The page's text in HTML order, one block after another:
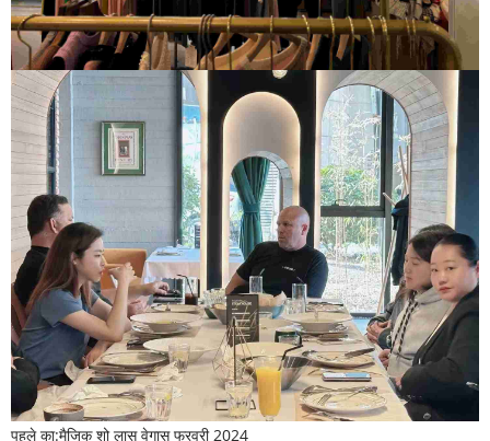
पहले का:मैजिक शो लास वेगास फरवरी 2024